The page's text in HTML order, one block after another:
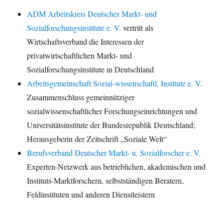
ADM Arbeitskreis Deutscher Markt- und
Sozialforschungsinstitute e. V. vertritt als
Wirtschaftsverband die Interessen der
privatwirtschaftlichen Markt- und
Sozialforschungsinstitute in Deutschland
Arbeitsgemeinschaft Sozial-wissenschaftl. Institute e. V.
Zusammenschluss gemeinnütziger
sozialwissenschaftlicher Forschungseinrichtungen und
Universitätsinstitute der Bundesrepublik Deutschland;
Herausgeberin der Zeitschrift „Soziale Welt“
Berufsverband Deutscher Markt- u. Sozialforscher e. V.
Experten-Netzwerk aus betrieblichen, akademischen und
Instituts-Marktforschern, selbstständigen Beratern,
Feldinstituten und anderen Dienstleistern